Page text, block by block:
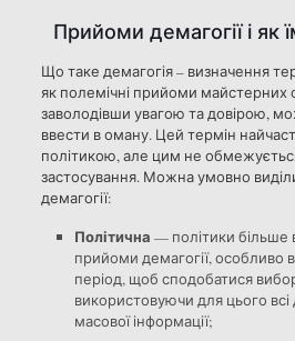
Прийоми демагогії і як
Що таке демагогія – визначення
як полемічні прийоми майстерних
заволодівши увагою та довірою,
ввести в оману. Цей термін
політикою, але цим не
застосування. Можна умовно
демагогії:
Політична — політики більше
прийоми демагогії, особливо
період, щоб сподобатися
використовуючи для цього всі
масової інформації;